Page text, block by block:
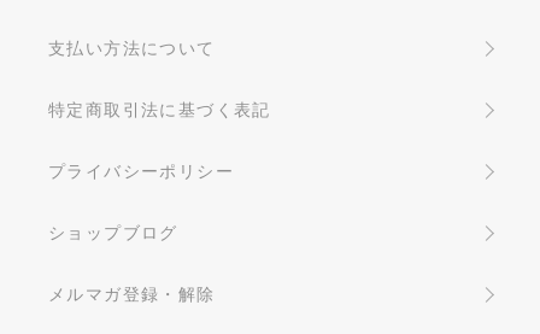
支払い方法について
特定商取引法に基づく表記
プライバシーポリシー
ショップブログ
メルマガ登録・解除